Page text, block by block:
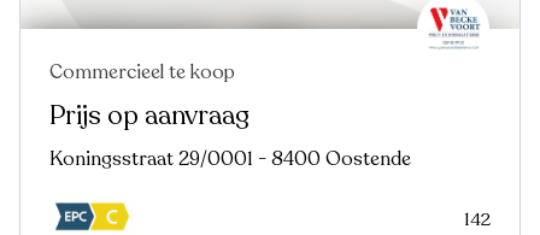
Nieuw
Commercieel te koop
Prijs op aanvraag
Koningsstraat 29/0001 - 8400 Oostende
142